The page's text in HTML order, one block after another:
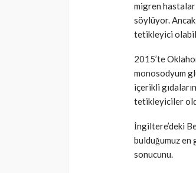
migren
söylüyor.
tetikleyici
2015’te
monosodyum
içerikli
tetikleyiciler
İngiltere’deki
bulduğumuz en
sonucunu.